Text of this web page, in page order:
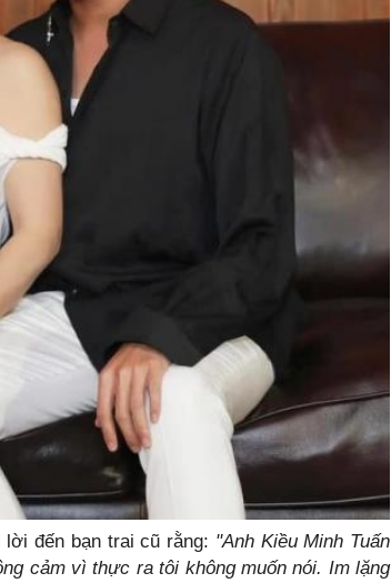
đến bạn trai cũ rằng: "Anh Kiều Minh Tuấn
cảm vì thực ra tôi không muốn nói. Im lặng